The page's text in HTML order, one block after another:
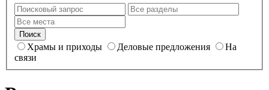
Храмы и приходы Деловые предложения
На
связи